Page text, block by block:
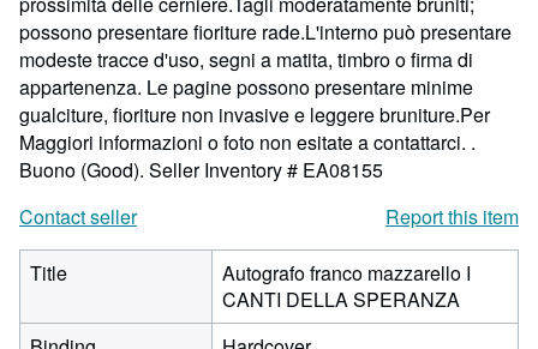
possono presentare fioriture rade.L'interno può presentare
modeste tracce d'uso, segni a matita, timbro o firma di
appartenenza. Le pagine possono presentare minime
gualciture, fioriture non invasive e leggere bruniture.Per
Maggiori informazioni o foto non esitate a contattarci. .
Buono (Good). Seller Inventory # EA08155
Contact seller
Report this item
Title
Autografo franco mazzarello I
CANTI DELLA SPERANZA